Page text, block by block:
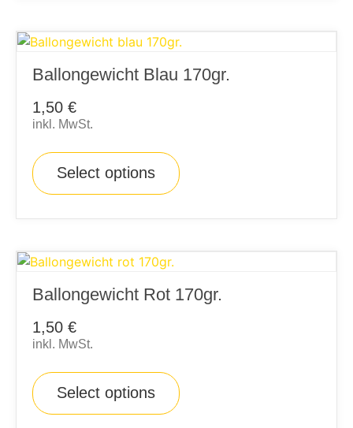
Ballongewicht Blau 170gr.
1,50 €
inkl. MwSt.
Select options
Ballongewicht Rot 170gr.
1,50 €
inkl. MwSt.
Select options